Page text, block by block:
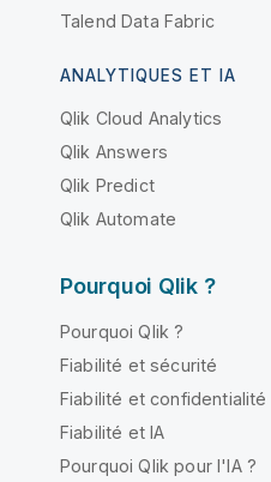
Talend Data Fabric
ANALYTIQUES ET IA
Qlik Cloud Analytics
Qlik Answers
Qlik Predict
Qlik Automate
Pourquoi Qlik ?
Pourquoi Qlik ?
Fiabilité et sécurité
Fiabilité et confidentialité
Fiabilité et IA
Pourquoi Qlik pour l'IA ?